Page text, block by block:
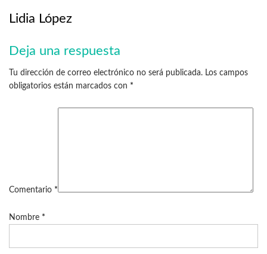
Lidia López
Deja una respuesta
Tu dirección de correo electrónico no será publicada. Los campos
obligatorios están marcados con *
Comentario *
Nombre *